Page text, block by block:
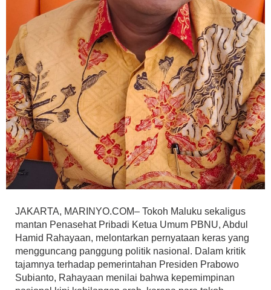
JAKARTA, MARINYO.COM– Tokoh Maluku sekaligus
mantan Penasehat Pribadi Ketua Umum PBNU, Abdul
Hamid Rahayaan, melontarkan pernyataan keras yang
mengguncang panggung politik nasional. Dalam kritik
tajamnya terhadap pemerintahan Presiden Prabowo
Subianto, Rahayaan menilai bahwa kepemimpinan